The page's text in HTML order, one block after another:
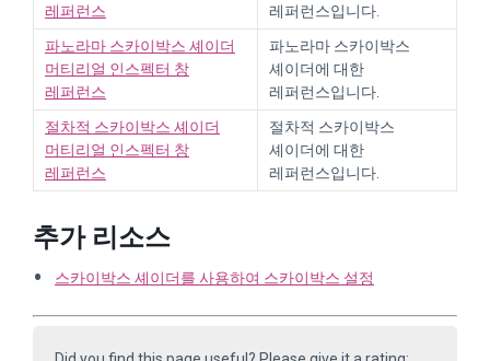
레퍼런스
레퍼런스입니다.
파노라마 스카이박스 셰이더
머티리얼 인스펙터 창
레퍼런스
파노라마 스카이박스
셰이더에 대한
레퍼런스입니다.
절차적 스카이박스 셰이더
머티리얼 인스펙터 창
레퍼런스
절차적 스카이박스
셰이더에 대한
레퍼런스입니다.
추가 리소스
스카이박스 셰이더를 사용하여 스카이박스 설정